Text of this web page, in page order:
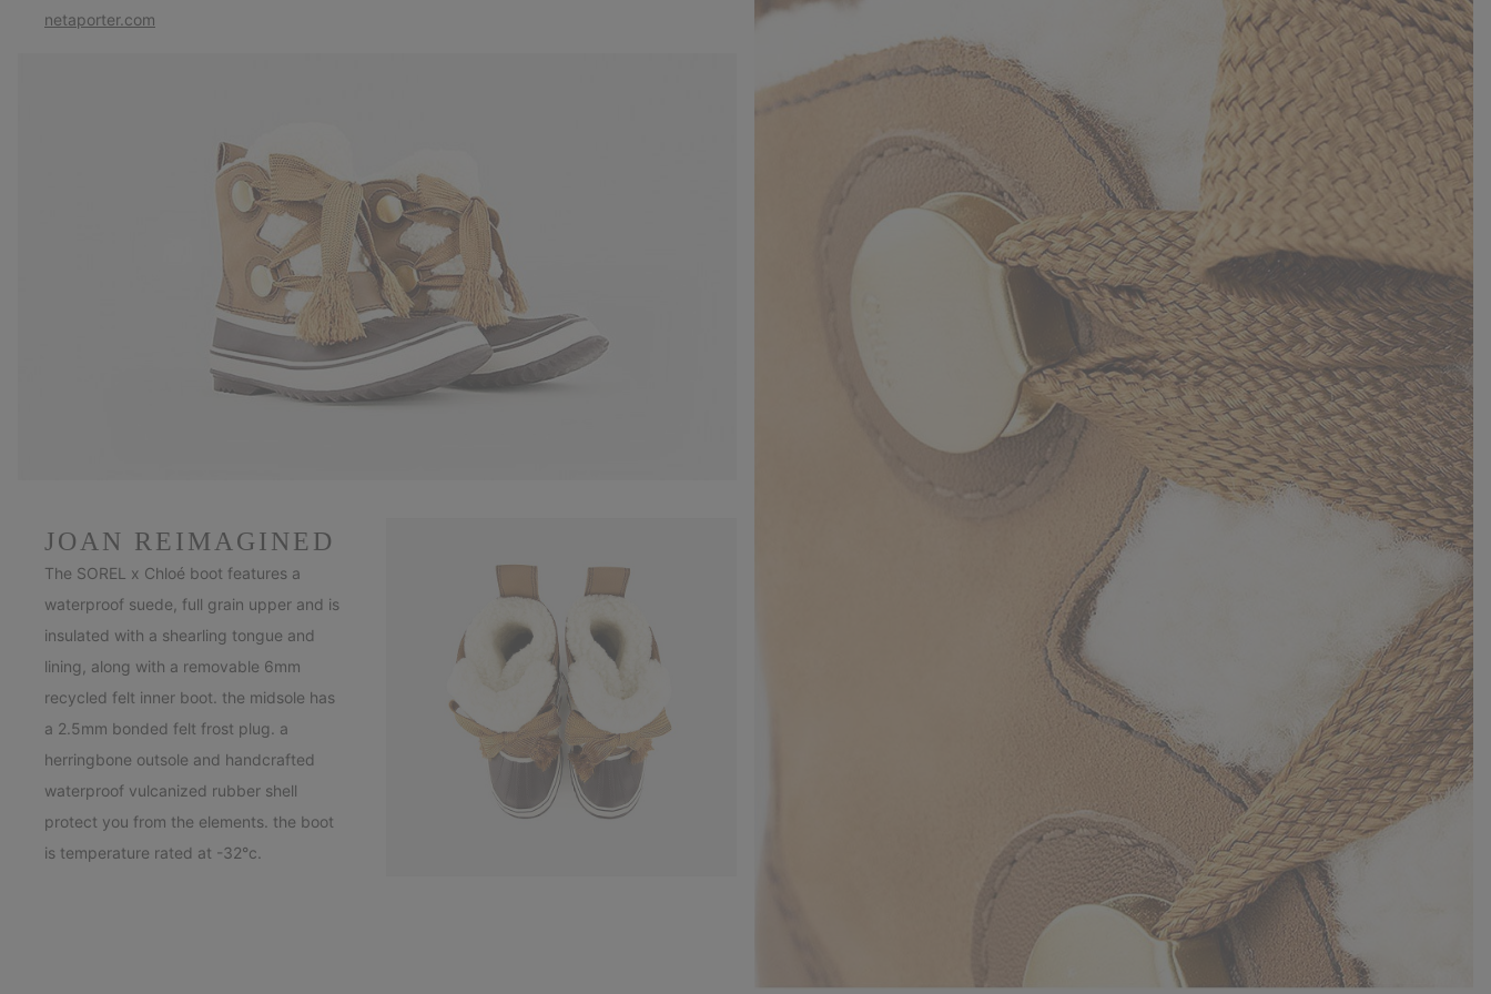
netaporter.com
JOAN REIMAGINED
The SOREL x Chloé boot features a
waterproof suede, full grain upper and is
insulated with a shearling tongue and
lining, along with a removable 6mm
recycled felt inner boot. the midsole has
a 2.5mm bonded felt frost plug. a
herringbone outsole and handcrafted
waterproof vulcanized rubber shell
protect you from the elements. the boot
is temperature rated at -32°c.